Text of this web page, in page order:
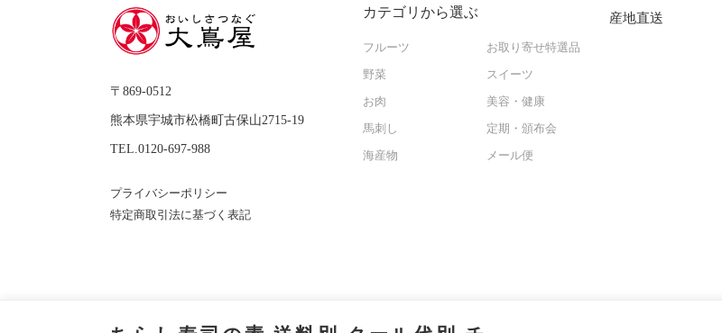
〒869-0512
熊本県宇城市松橋町古保山2715-19
TEL.0120-697-988
プライバシーポリシー
特定商取引法に基づく表記
カテゴリから選ぶ
フルーツ
野菜
お肉
馬刺し
海産物
お取り寄せ特選品
スイーツ
美容・健康
定期・頒布会
メール便
産地直送